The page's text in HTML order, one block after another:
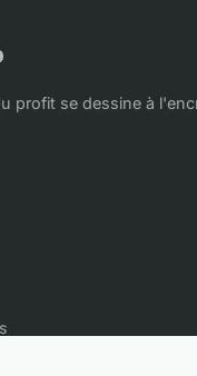
profit se dessine à